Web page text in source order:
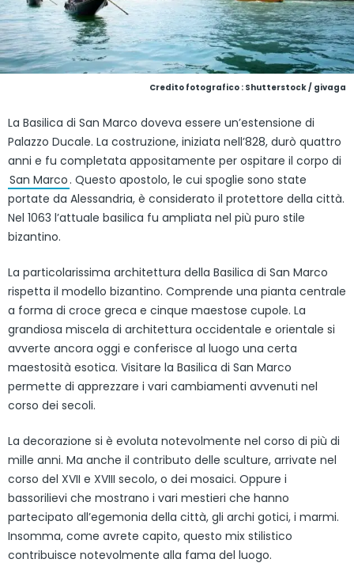
Credito fotografico : Shutterstock / givaga
La Basilica di San Marco doveva essere un’estensione di
Palazzo Ducale. La costruzione, iniziata nell’828, durò quattro
anni e fu completata appositamente per ospitare il corpo di
San Marco . Questo apostolo, le cui spoglie sono state
portate da Alessandria, è considerato il protettore della città.
Nel 1063 l’attuale basilica fu ampliata nel più puro stile
bizantino.
La particolarissima architettura della Basilica di San Marco
rispetta il modello bizantino. Comprende una pianta centrale
a forma di croce greca e cinque maestose cupole. La
grandiosa miscela di architettura occidentale e orientale si
avverte ancora oggi e conferisce al luogo una certa
maestosità esotica. Visitare la Basilica di San Marco
permette di apprezzare i vari cambiamenti avvenuti nel
corso dei secoli.
La decorazione si è evoluta notevolmente nel corso di più di
mille anni. Ma anche il contributo delle sculture, arrivate nel
corso del XVII e XVIII secolo, o dei mosaici. Oppure i
bassorilievi che mostrano i vari mestieri che hanno
partecipato all’egemonia della città, gli archi gotici, i marmi.
Insomma, come avrete capito, questo mix stilistico
contribuisce notevolmente alla fama del luogo.